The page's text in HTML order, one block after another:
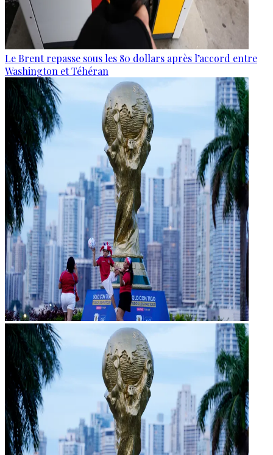
Le Brent repasse sous les 80 dollars après l’accord entre
Washington et Téhéran